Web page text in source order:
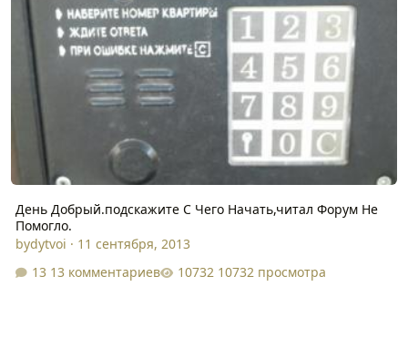
День Добрый.подскажите С Чего Начать,читал Форум Не
Помогло.
bydytvoi · 11 сентября, 2013
13 комментариев
10732 просмотра